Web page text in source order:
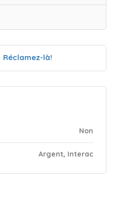
Réclamez-là!
Non
Argent, Interac